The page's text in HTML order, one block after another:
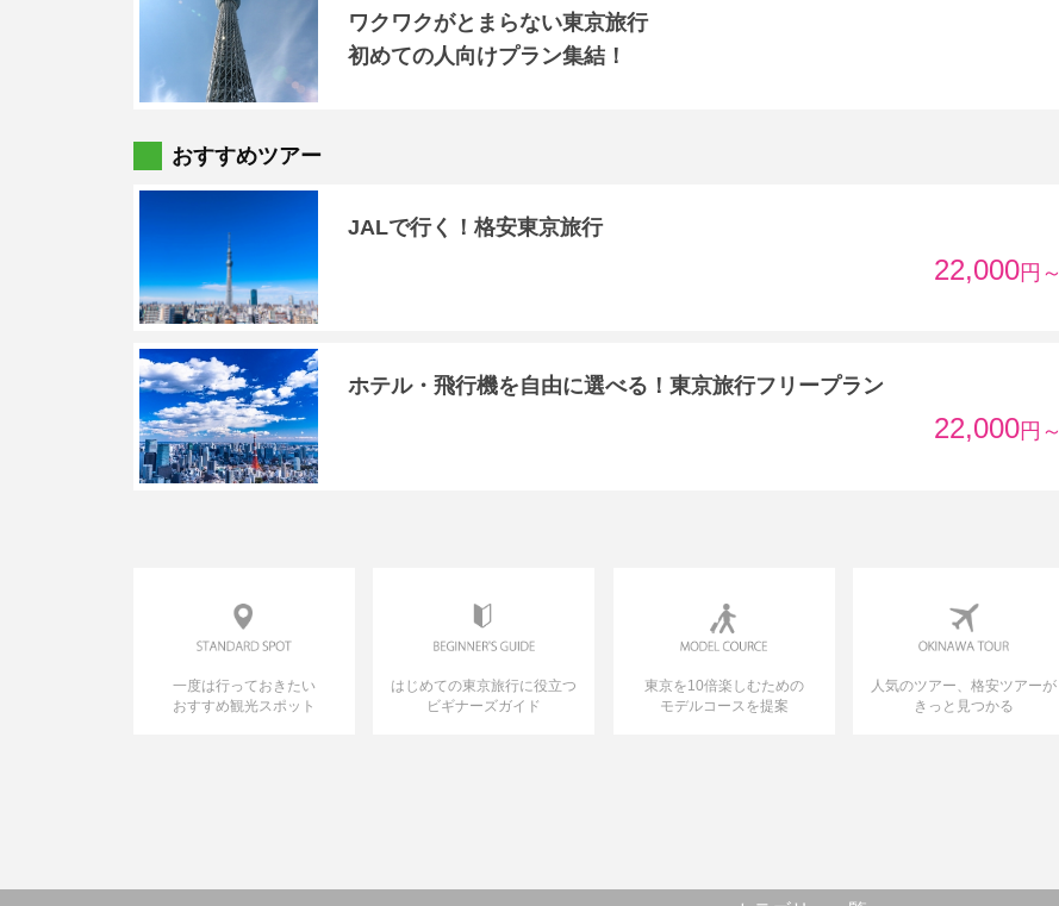
ワクワクがとまらない東京旅行
初めての人向けプラン集結！
おすすめツアー
JALで行く！格安東京旅行
22,000円～
ホテル・飛行機を自由に選べる！東京旅行フリープラン
22,000円～
一度は行っておきたい
おすすめ観光スポット
はじめての東京旅行に役立つ
ビギナーズガイド
東京を10倍楽しむための
モデルコースを提案
人気のツアー、格安ツアーが
きっと見つかる